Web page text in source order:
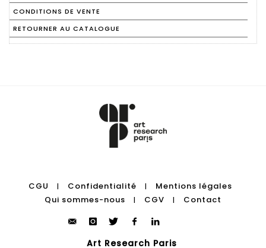
CONDITIONS DE VENTE
RETOURNER AU CATALOGUE
CGU | Confidentialité |
Mentions légales
Qui sommes-nous
| CGV | Contact
Art Research Paris